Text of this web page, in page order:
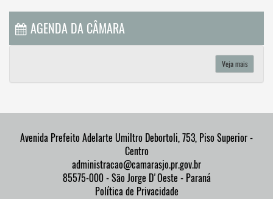
AGENDA DA CÂMARA
Veja mais
Avenida Prefeito Adelarte Umiltro Debortoli, 753, Piso Superior -
Centro
administracao@camarasjo.pr.gov.br
85575-000 - São Jorge D'Oeste - Paraná
Política de Privacidade